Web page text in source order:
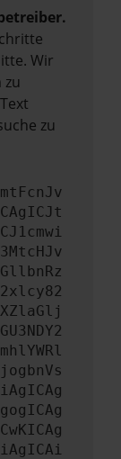
Wir
zu
zu